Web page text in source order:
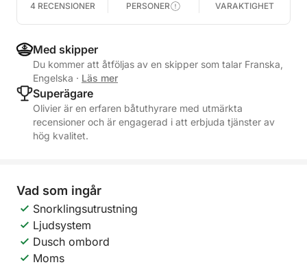
4 RECENSIONER PERSONER VARAKTIGHET
Med skipper
Du kommer att åtföljas av en skipper som talar Franska,
Engelska · Läs mer
Superägare
Olivier är en erfaren båtuthyrare med utmärkta
recensioner och är engagerad i att erbjuda tjänster av
hög kvalitet.
Vad som ingår
Snorklingsutrustning
Ljudsystem
Dusch ombord
Moms